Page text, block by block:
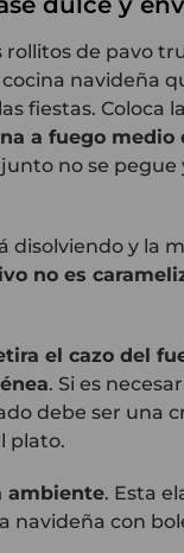
de pavo
navideña
fiestas. Coloca
a fuego
no se pegue
disolviendo y la
no es
el cazo del
. Si es
debe ser una
plato.
ambiente. Esta
navideña con